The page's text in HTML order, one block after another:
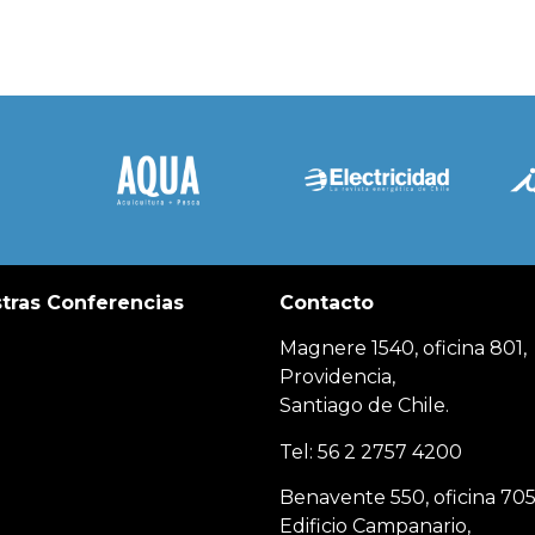
Conferencias Contacto
Magnere 1540, oficina 801,
Providencia,
Santiago de Chile.
Tel: 56 2 2757 4200
Benavente 550, oficina
Edificio Campanario,